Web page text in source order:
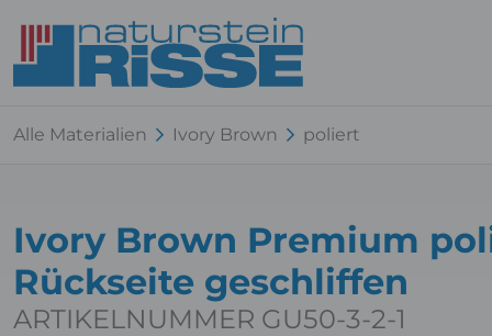
Alle Materialien Ivory Brown poliert
Ivory Brown Premium
Rückseite geschliffen
ARTIKELNUMMER GU50-3-2-1